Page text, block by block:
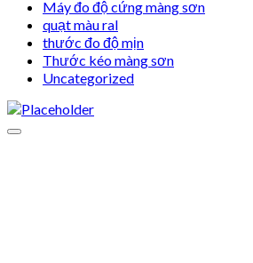
Máy đo độ cứng màng sơn
quạt màu ral
thước đo độ mịn
Thước kéo màng sơn
Uncategorized